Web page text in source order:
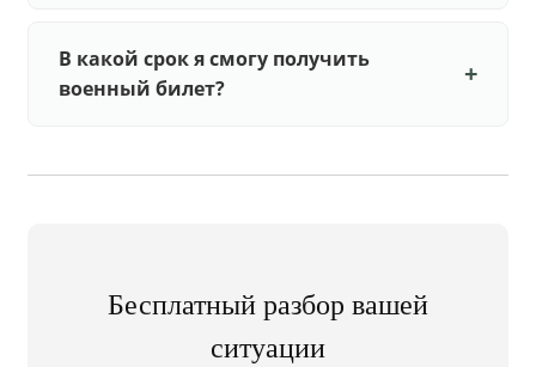
В какой срок я смогу получить
военный билет?
Бесплатный разбор вашей
ситуации